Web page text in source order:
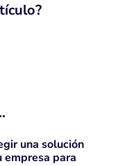
una solución
empresa para